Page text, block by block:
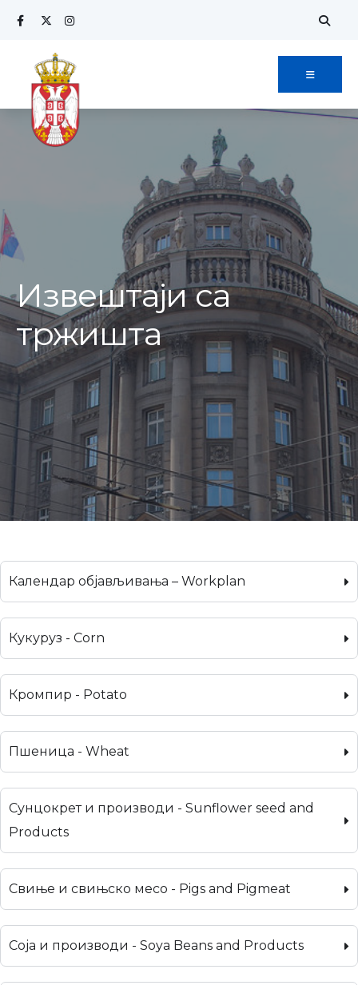
Извештаји са
тржишта
Календар објављивања – Workplan
Кукуруз - Corn
Кромпир - Potato
Пшеница - Wheat
Сунцокрет и производи - Sunflower seed and
Products
Свиње и свињско месо - Pigs and Pigmeat
Соја и производи - Soya Beans and Products